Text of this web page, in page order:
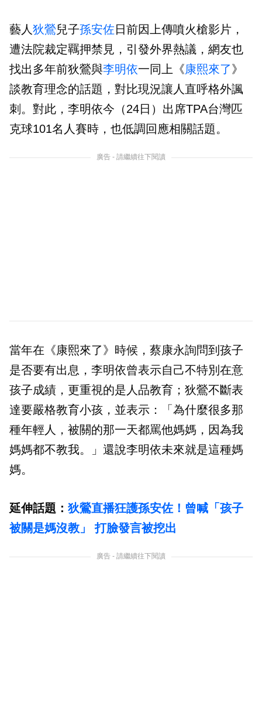
藝人狄鶯兒子孫安佐 日前因上傳噴火槍影片，
遭法院裁定羈押禁見，引發外界熱議，網友也
找出多年前狄鶯與李明依一同上《康熙來了》
談教育理念的話題，對比現況讓人直呼格外諷
刺。對此，李明依今（24日）出席TPA台灣匹
克球101名人賽時，也低調回應相關話題。
廣告 - 請繼續往下閱讀
當年在《康熙來了》時候，蔡康永詢問到孩子
是否要有出息，李明依曾表示自己不特別在意
孩子成績，更重視的是人品教育；狄鶯不斷表
達要嚴格教育小孩，並表示：「為什麼很多那
種年輕人，被關的那一天都罵他媽媽，因為我
媽媽都不教我。」還說李明依未來就是這種媽
媽。
延伸話題： 狄鶯直播狂護孫安佐！曾喊「孩子
被關是媽沒教」 打臉發言被挖出
廣告 - 請繼續往下閱讀